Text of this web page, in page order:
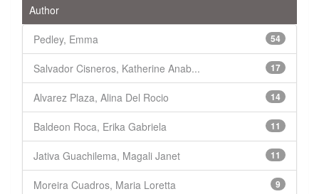
Author
54
Pedley, Emma
17
Salvador Cisneros, Katherine Anab...
14
Alvarez Plaza, Alina Del Rocio
11
Baldeon Roca, Erika Gabriela
11
Jativa Guachilema, Magali Janet
9
Moreira Cuadros, Maria Loretta